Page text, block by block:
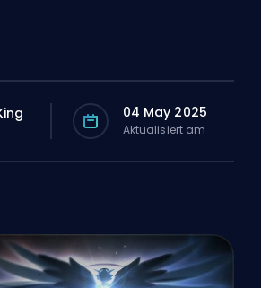
04 May 2025
Aktualisiert am